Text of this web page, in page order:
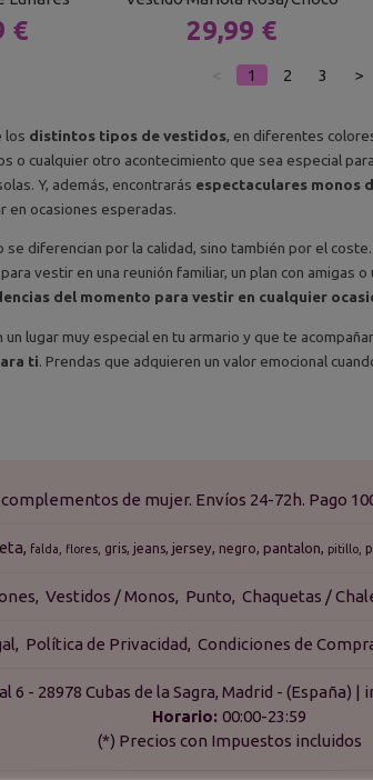
€ 29,99 €
1 2 3 >
los distintos tipos de vestidos, en diferentes
o cualquier otro acontecimiento que sea especial
Y, además, encontrarás espectaculares monos
en ocasiones esperadas.
se diferencian por la calidad, sino también por el
vestir en una reunión familiar, un plan con amigas
del momento para vestir en cualquier
un lugar muy especial en tu armario y que te
ti. Prendas que adquieren un valor emocional
de mujer. Envíos 24-72h. Pago
falda flores gris jeans jersey negro pantalon pitillo
Vestidos / Monos Punto Chaquetas /
Política de Privacidad Condiciones de
6 - 28978 Cubas de la Sagra, Madrid - (España)
Horario:00:00-23:59
(*) Precios con Impuestos incluidos